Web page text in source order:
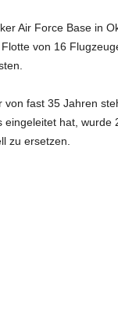
Air Force Base in
von 16
von fast 35 Jahren
hat,
zu ersetzen.